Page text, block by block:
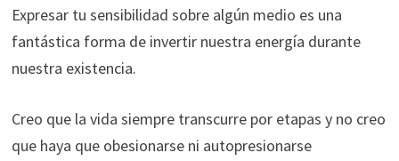
Expresar tu sensibilidad sobre algún medio es una
fantástica forma de invertir nuestra energía durante
nuestra existencia.
Creo que la vida siempre transcurre por etapas y no creo
que haya que obesionarse ni autopresionarse